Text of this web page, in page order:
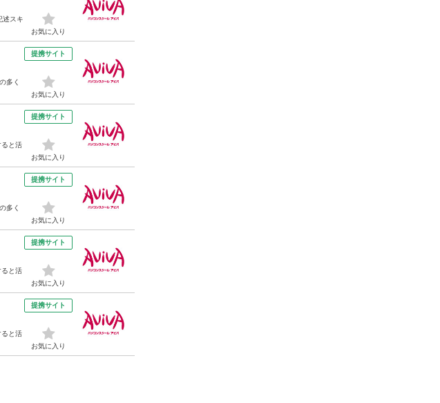
述スキ
お気に入り
多く
提携サイト
お気に入り
と活
提携サイト
お気に入り
多く
提携サイト
お気に入り
と活
提携サイト
お気に入り
と活
提携サイト
お気に入り